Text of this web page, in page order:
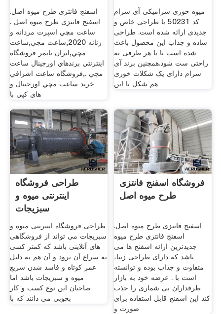
اسفنج فانتزی طرح میوه اصل.
اسفنج فانتزی طرح میوه اصل .
ساعت مچي اسپرت مردانه و
زنانه 2020,ساعت مچي,ساعت
مچي,ايران تايمر فروشگاه
اينترنتي برندهاي اورجينال ساعت
مچي .,فروشگاه ساعت اشرافي
خريد ساعت مچي اورجينال و
هاي کپي با
میوه خوری سرامیکی آی سرام
کد 50231 با طراحی خاص و
جدیدی ارائه شده است. طراحی
ساده و جذاب این محصول باعث
شده است تا با هر ظرفی به
راحتی ست شود.همچنین برند آی
سرام دارای یک شکلات خوری
هم شکل با این
طراحی فروشگاه
اینترنتی میوه و
سبزیجات
طراحی فروشگاه اینترنتی میوه و
سبزیجات می تواند از فروشگاهی
های آنلاینی باشد که کمتر کسی
به سراغ آن برود و آن هم به دلیل
عمر کوتاه و فاسد شدن سریع
میوه و سبزیجات باشد اما
صاحبان این نوع کسب و کار
بخوبی می دانند که با
فروشگاه اسفنج فانتزی
طرح میوه اصل
اسفنج فانتزی طرح میوه اصل.
اسفنج فانتزی طرح میوه
جدیدترین ارائه اسفنج ها می
باشد که دارای طراحی زیبا،
متفاوت و جذاب بوده و توانسته
است با . عرضه خود به بازار
طرفداران بی شماری را جذب
کند این اسفنج قابل استفاده برای
صورت و